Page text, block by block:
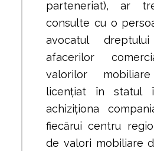
parteneriat), ar
consulte cu o
avocatul
afacerilor
valorilor
licențiat în statul
achiziționa
fiecărui centru
de valori mobiliare